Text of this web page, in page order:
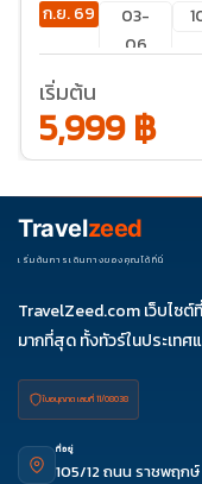
ก.ย. 69
03-
06
เริ่มต้น
5,999 ฿
Travelzeed
เริ่มต้นการเดินทางของคุณได้ที่นี่
TravelZeed.com เว็บไซ
มากที่สุด ทั้งทัวร์ในประเทศ
ใบอนุญาต เลขที่ 11/08038
ที่อยู่
105/12 ถนน ราชพฤก